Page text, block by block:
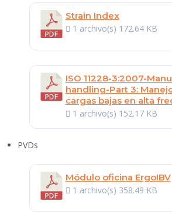
Strain Index
1 archivo(s) 172.64 KB
ISO 11228-3:2007-
handling-Part 3:
cargas bajas en alta
1 archivo(s) 152.17 KB
PVDs
Módulo oficina ErgoIBV
1 archivo(s) 358.49 KB